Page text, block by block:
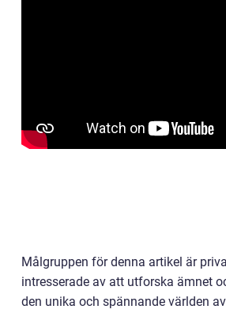
Målgruppen för denna artikel är
intresserade av att utforska ämnet
den unika och spännande världen